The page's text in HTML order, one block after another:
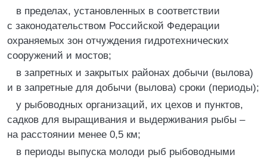
в пределах, установленных в соответствии
с законодательством Российской Федерации
охраняемых зон отчуждения гидротехнических
сооружений и мостов;
в запретных и закрытых районах добычи (вылова)
и в запретные для добычи (вылова) сроки (периоды);
у рыбоводных организаций, их цехов и пунктов,
садков для выращивания и выдерживания рыбы –
на расстоянии менее 0,5 км;
в периоды выпуска молоди рыб рыбоводными